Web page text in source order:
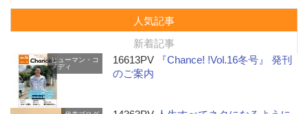
人気記事
新着記事
ヒューマン・コ
メディ
16613PV
『Chance! !Vol.16冬号』 発刊
のご案内